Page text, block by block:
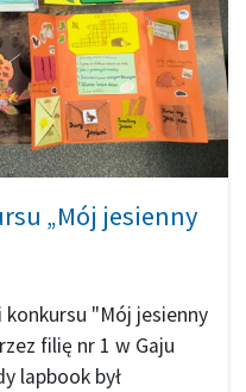
„Mój jesienny
konkursu "Mój jesienny
filię nr 1 w Gaju
lapbook był